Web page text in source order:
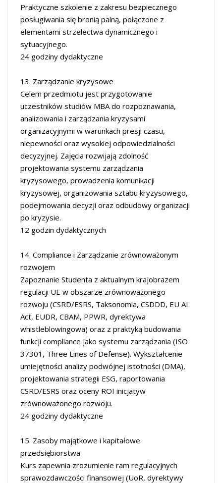
Praktyczne szkolenie z zakresu bezpiecznego
posługiwania się bronią palną, połączone z
elementami strzelectwa dynamicznego i
sytuacyjnego.
24 godziny dydaktyczne
13. Zarządzanie kryzysowe
Celem przedmiotu jest przygotowanie
uczestników studiów MBA do rozpoznawania,
analizowania i zarządzania kryzysami
organizacyjnymi w warunkach presji czasu,
niepewności oraz wysokiej odpowiedzialności
decyzyjnej. Zajęcia rozwijają zdolność
projektowania systemu zarządzania
kryzysowego, prowadzenia komunikacji
kryzysowej, organizowania sztabu kryzysowego,
podejmowania decyzji oraz odbudowy organizacji
po kryzysie.
12 godzin dydaktycznych
14. Compliance i Zarządzanie zrównoważonym
rozwojem
Zapoznanie Studenta z aktualnym krajobrazem
regulacji UE w obszarze zrównoważonego
rozwoju (CSRD/ESRS, Taksonomia, CSDDD, EU AI
Act, EUDR, CBAM, PPWR, dyrektywa
whistleblowingowa) oraz z praktyką budowania
funkcji compliance jako systemu zarządzania (ISO
37301, Three Lines of Defense). Wykształcenie
umiejętności analizy podwójnej istotności (DMA),
projektowania strategii ESG, raportowania
CSRD/ESRS oraz oceny ROI inicjatyw
zrównoważonego rozwoju.
24 godziny dydaktyczne
15. Zasoby majątkowe i kapitałowe
przedsiębiorstwa
Kurs zapewnia zrozumienie ram regulacyjnych
sprawozdawczości finansowej (UoR, dyrektywy